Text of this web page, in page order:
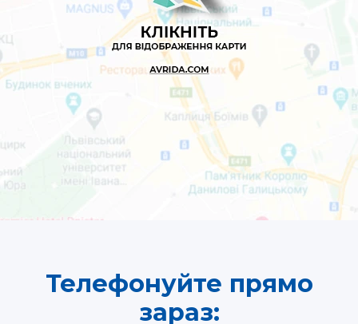
Телефонуйте прямо
зараз: